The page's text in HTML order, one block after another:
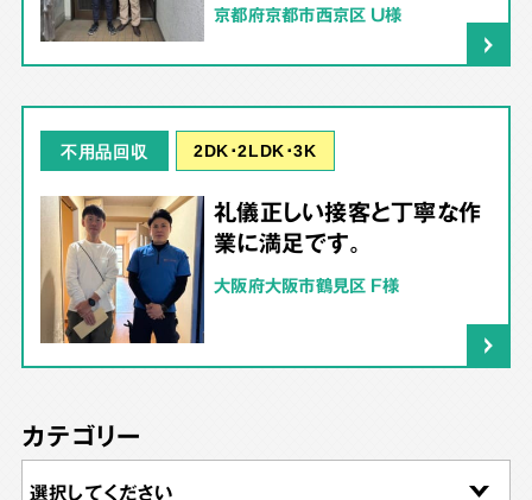
京都府京都市西京区 U様
不用品回収 2DK･2LDK･3K
礼儀正しい接客と丁寧な作
業に満足です。
大阪府大阪市鶴見区 F様
カテゴリー